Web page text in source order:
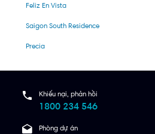
Feliz En Vista
Saigon South Residence
Precia
Khiếu nại, phản hồi
1800 234 546
Phòng dự án